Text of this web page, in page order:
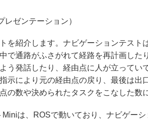
ゼンテーション）
を紹介します。ナビゲーションテスト
で通路がふさがれて経路を再計画した
う発話したり、経由点に人が立ってい
示により元の経由点の戻り、最後は出
の数や決められたタスクをこなした数
は、ROSで動いており、ナビゲーシ